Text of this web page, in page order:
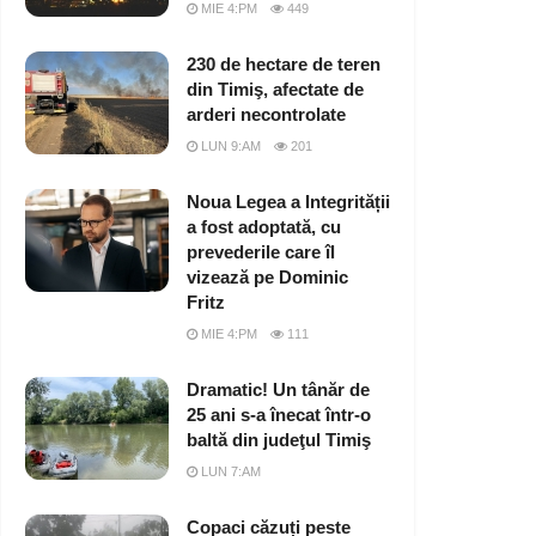
MIE 4:PM 449
230 de hectare de teren
din Timiş, afectate de
arderi necontrolate
LUN 9:AM 201
Noua Legea a Integrității
a fost adoptată, cu
prevederile care îl
vizează pe Dominic
Fritz
MIE 4:PM 111
Dramatic! Un tânăr de
25 ani s-a înecat într-o
baltă din judeţul Timiş
LUN 7:AM
Copaci căzuți peste